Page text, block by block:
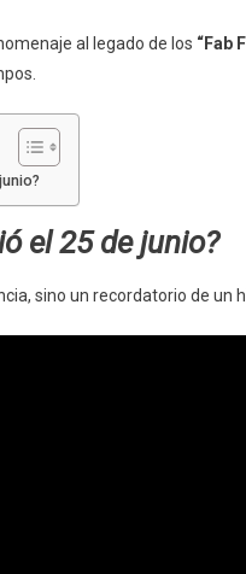
al legado de los “Fab
el 25 de junio?
sino un recordatorio de